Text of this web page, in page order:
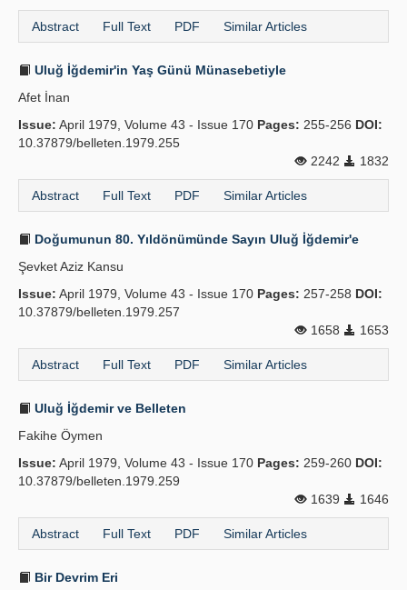
Abstract Full Text PDF Similar Articles
Uluğ İğdemir'in Yaş Günü Münasebetiyle
Afet İnan
Issue: April 1979, Volume 43 - Issue 170 Pages: 255-256 DOI:
10.37879/belleten.1979.255
2242
1832
Abstract Full Text PDF Similar Articles
Doğumunun 80. Yıldönümünde Sayın Uluğ İğdemir'e
Şevket Aziz Kansu
Issue: April 1979, Volume 43 - Issue 170 Pages: 257-258 DOI:
10.37879/belleten.1979.257
1658
1653
Abstract Full Text PDF Similar Articles
Uluğ İğdemir ve Belleten
Fakihe Öymen
Issue: April 1979, Volume 43 - Issue 170 Pages: 259-260 DOI:
10.37879/belleten.1979.259
1639
1646
Abstract Full Text PDF Similar Articles
Bir Devrim Eri